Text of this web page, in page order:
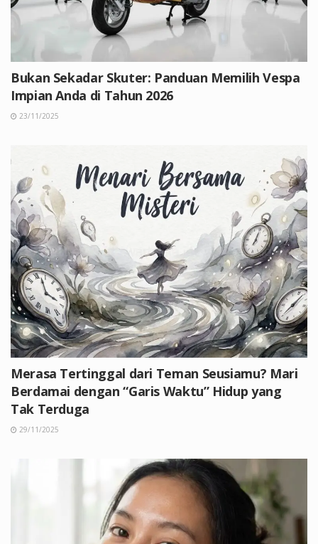
Bukan Sekadar Skuter: Panduan Memilih Vespa
Impian Anda di Tahun 2026
23/11/2025
Merasa Tertinggal dari Teman Seusiamu? Mari
Berdamai dengan “Garis Waktu” Hidup yang
Tak Terduga
29/11/2025